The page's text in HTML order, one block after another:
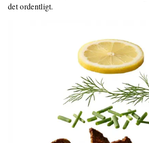
det ordentligt.